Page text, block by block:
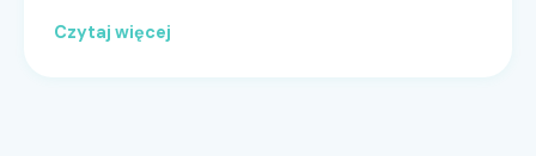
Czytaj więcej